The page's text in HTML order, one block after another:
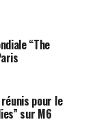
“The
pour le
sur M6